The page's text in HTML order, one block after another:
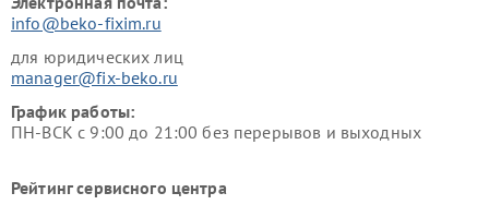
info@beko-fixim.ru
для юридических лиц
manager@fix-beko.ru
График работы:
ПН-ВСК с 9:00 до 21:00 без перерывов и выходных
Рейтинг сервисного центра